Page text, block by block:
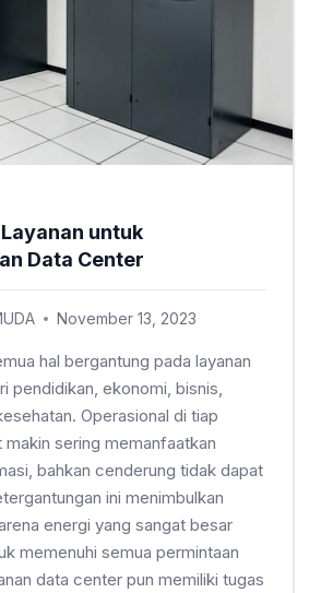
untuk
Data Center
November 13, 2023
hal bergantung pada layanan
pendidikan, ekonomi, bisnis,
Operasional di tiap
sering memanfaatkan
bahkan cenderung tidak dapat
ini menimbulkan
energi yang sangat besar
memenuhi semua permintaan
data center pun memiliki tugas